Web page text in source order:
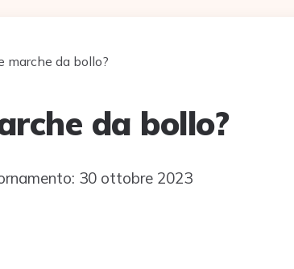
marche da bollo?
da bollo?
30 ottobre 2023